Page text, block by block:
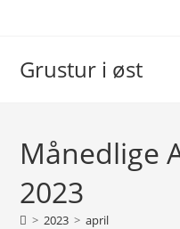
Grustur i øst
Månedlige
2023
> 2023 > april